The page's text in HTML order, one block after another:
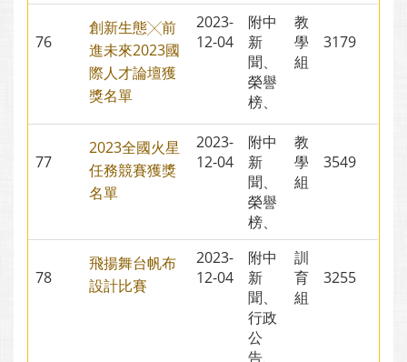
76
創新生態╳前
進未來2023國
際人才論壇獲
獎名單
2023-
12-04
附中
新
聞、
榮譽
榜、
教
學
組
3179
77
2023全國火星
任務競賽獲獎
名單
2023-
12-04
附中
新
聞、
榮譽
榜、
教
學
組
3549
78
飛揚舞台帆布
設計比賽
2023-
12-04
附中
新
聞、
行政
公
告、
訓
育
組
3255